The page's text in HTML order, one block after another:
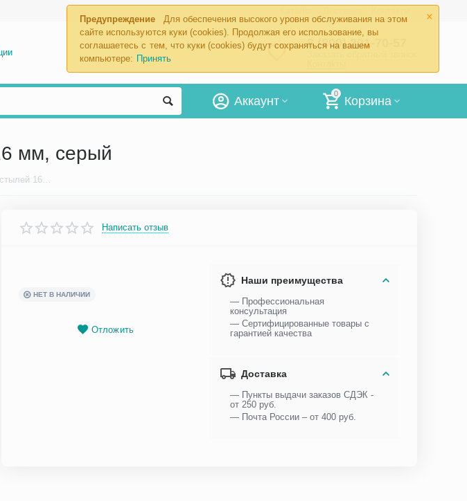
×
Предупреждение
Для обеспечения высокого уровня обслуживания на этом
сайте используются куки (cookies). Продолжая его использование, вы
соглашаетесь с тем, что куки (cookies) будут сохраняться на вашем
компьютере: Принять
8 (800) 201-70-57
0
Корзина
Аккаунт
мм, серый
Зимний наконечник для тростей и костылей 16 мм, серый
Написать отзыв
НЕТ В НАЛИЧИИ
Отложить
Наши преимущества
— Профессиональная
консультация
— Сертифицированные товары с
гарантией качества
Доставка
— Пункты выдачи заказов СДЭК -
от 250 руб.
— Почта России – от 400 руб.